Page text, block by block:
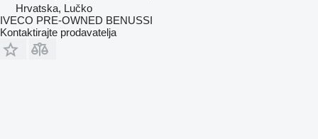
Hrvatska, Lučko
IVECO PRE-OWNED BENUSSI
Kontaktirajte prodavatelja